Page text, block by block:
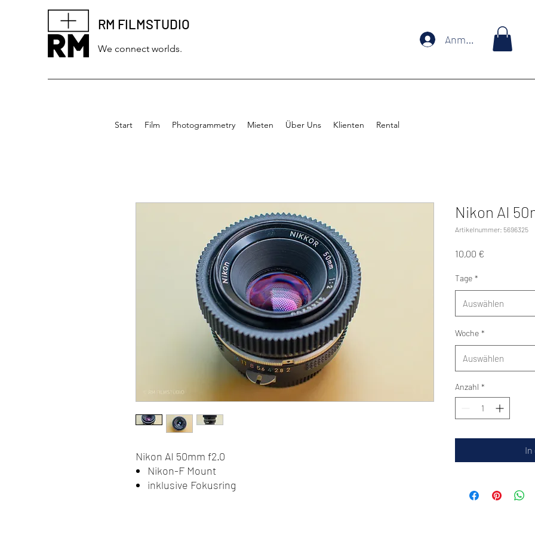
RM FILMSTUDIO
We connect worlds.
Anmelden
Nikon AI 50mm f2.0
Nikon-F Mount
inklusive Fokusring
Nikon AI
Artikelnummer: 5696325
10,00 €
Tage *
Auswählen
Woche *
Auswählen
Anzahl *
In
Start Film Photogrammetry Mieten Über Uns Klienten Rental